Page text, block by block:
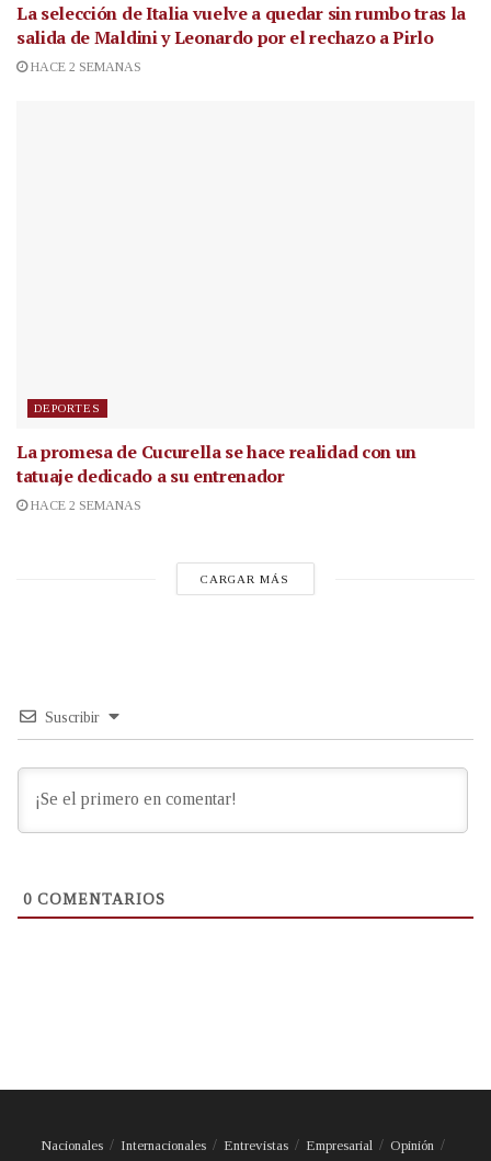
La selección de Italia vuelve a quedar sin rumbo tras la
salida de Maldini y Leonardo por el rechazo a Pirlo
HACE 2 SEMANAS
DEPORTES
La promesa de Cucurella se hace realidad con un
tatuaje dedicado a su entrenador
HACE 2 SEMANAS
CARGAR MÁS
Suscribir
0 COMENTARIOS
Nacionales Internacionales Entrevistas Empresarial Opinión